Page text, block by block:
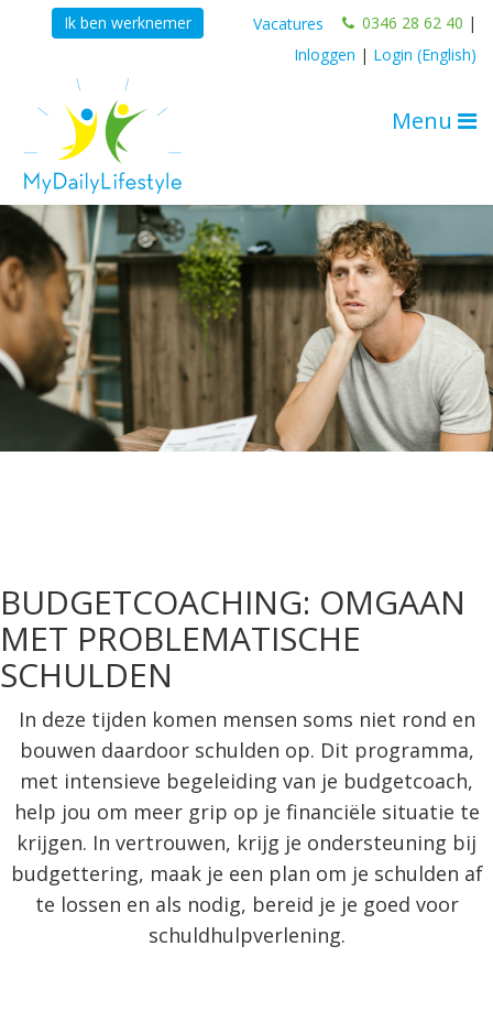
Ik ben werknemer Vacatures 0346 28 62 40 |
Inloggen | Login (English)
Menu
BUDGETCOACHING: OMGAAN
MET PROBLEMATISCHE
SCHULDEN
In deze tijden komen mensen soms niet rond en
bouwen daardoor schulden op. Dit programma,
met intensieve begeleiding van je budgetcoach,
help jou om meer grip op je financiële situatie te
krijgen. In vertrouwen, krijg je ondersteuning bij
budgettering, maak je een plan om je schulden af
te lossen en als nodig, bereid je je goed voor
schuldhulpverlening.